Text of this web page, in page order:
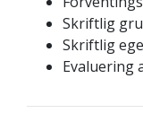
Skriftlig
Skriftlig
Evaluering